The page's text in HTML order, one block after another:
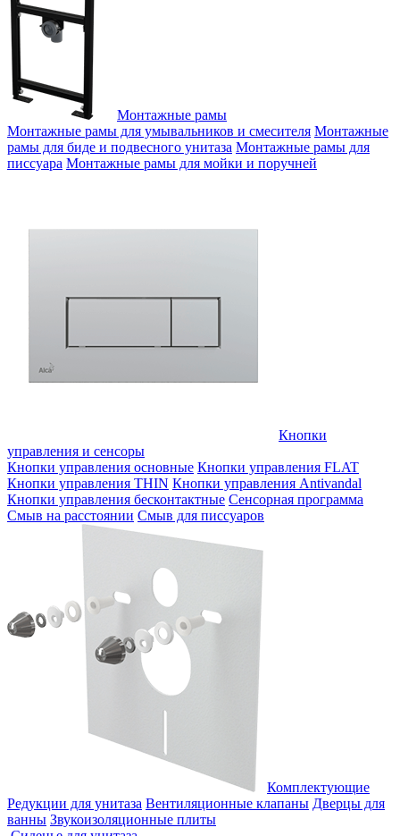
Монтажные рамы
Монтажные рамы для умывальников и смесителя Монтажные
рамы для биде и подвесного унитаза Монтажные рамы для
писсуара Монтажные рамы для мойки и поручней
Кнопки
управления и сенсоры
Кнопки управления основные Кнопки управления FLAT
Кнопки управления THIN Кнопки управления Antivandal
Кнопки управления бесконтактные Сенсорная программа
Смыв на расстоянии Смыв для писсуаров
Комплектующие
Редукции для унитаза Вентиляционные клапаны Дверцы для
ванны Звукоизоляционные плиты